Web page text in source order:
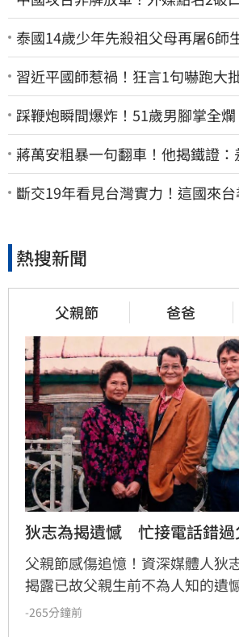
泰國14歲少年先殺祖父母再屠6師
習近平國師惹禍！狂言1句嚇跑大
踩鞭炮瞬間爆炸！51歲男腳掌全
蔣萬安粗暴一句翻車！他揭鐵證
水哪時道歉
斷交19年看見台灣實力！這國來
熱搜新聞
父親節 爸爸
狄志為揭遺憾　忙接電話錯
父親節感傷追憶！資深媒體人狄
揭露已故父親生前不為人知的遺
透露，父親一生以海為家，兩人
-265分鐘前